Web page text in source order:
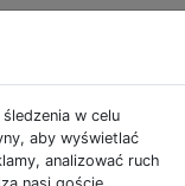
w celu
aby wyświetlać
analizować ruch